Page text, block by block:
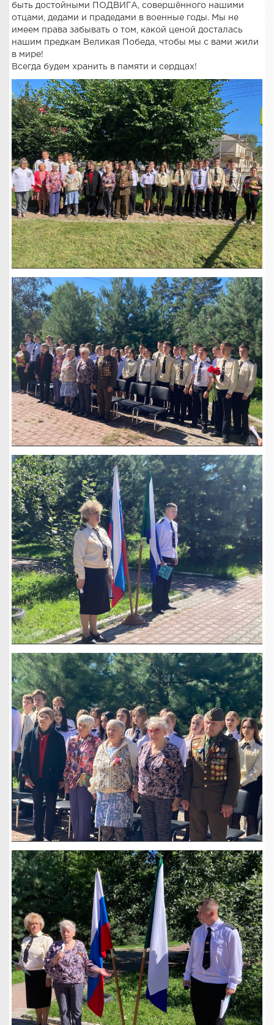
быть достойными ПОДВИГА, совершённого нашими
отцами, дедами и прадедами в военные годы. Мы не
имеем права забывать о том, какой ценой досталась
нашим предкам Великая Победа, чтобы мы с вами жили
в мире!
Всегда будем хранить в памяти и сердцах!